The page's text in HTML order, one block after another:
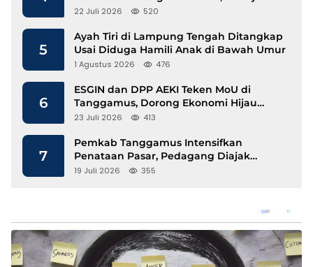
Disdukcapil Langkat Disorot
22 Juli 2026 520
5
Ayah Tiri di Lampung Tengah Ditangkap
Usai Diduga Hamili Anak di Bawah Umur
1 Agustus 2026 476
6
ESGIN dan DPP AEKI Teken MoU di
Tanggamus, Dorong Ekonomi Hijau
Berbasis Kopi dan Perdagangan Karbon
23 Juli 2026 413
7
Pemkab Tanggamus Intensifkan
Penataan Pasar, Pedagang Diajak
Tempati Pasar Modern Talang Padang
19 Juli 2026 355